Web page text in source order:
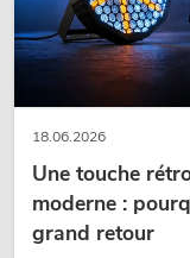
18.06.2026
Une touche
moderne :
grand retour